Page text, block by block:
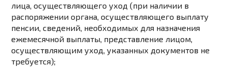
лица, осуществляющего уход (при наличии в
распоряжении органа, осуществляющего выплату
пенсии, сведений, необходимых для назначения
ежемесячной выплаты, представление лицом,
осуществляющим уход, указанных документов не
требуется);